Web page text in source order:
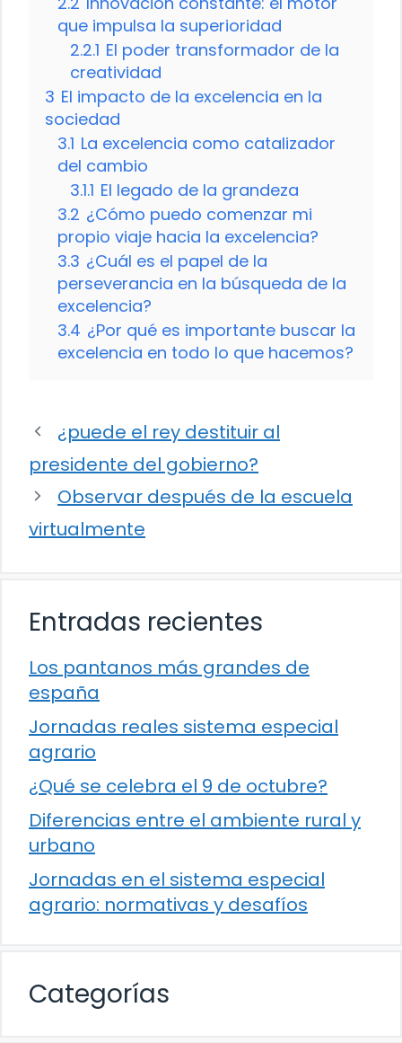
que impulsa la superioridad
2.2.1 El poder transformador de la
creatividad
3 El impacto de la excelencia en la
sociedad
3.1 La excelencia como catalizador
del cambio
3.1.1 El legado de la grandeza
3.2 ¿Cómo puedo comenzar mi
propio viaje hacia la excelencia?
3.3 ¿Cuál es el papel de la
perseverancia en la búsqueda de la
excelencia?
3.4 ¿Por qué es importante buscar la
excelencia en todo lo que hacemos?
¿puede el rey destituir al
presidente del gobierno?
Observar después de la escuela
virtualmente
Entradas recientes
Los pantanos más grandes de
españa
Jornadas reales sistema especial
agrario
¿Qué se celebra el 9 de octubre?
Diferencias entre el ambiente rural y
urbano
Jornadas en el sistema especial
agrario: normativas y desafíos
Categorías